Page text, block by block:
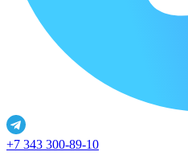
+7 343 300-89-10